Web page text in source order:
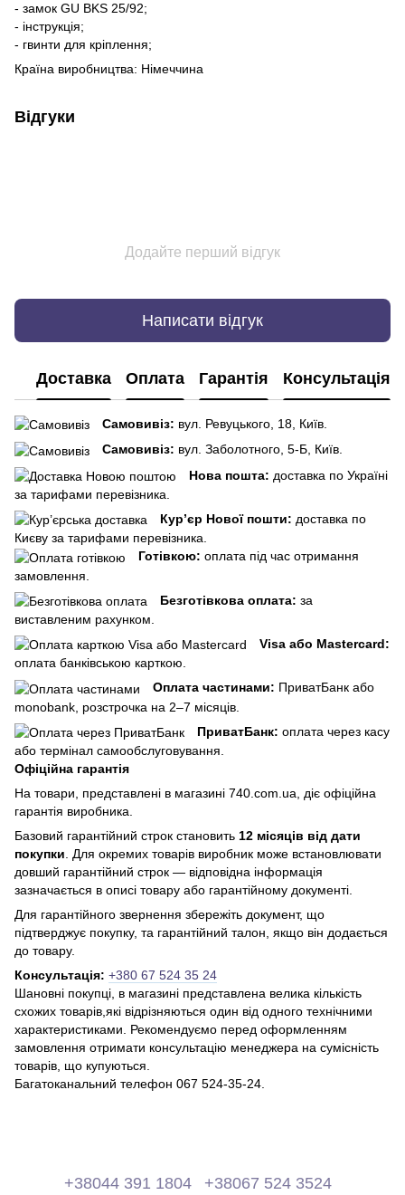
- замок GU BKS 25/92;
- інструкція;
- гвинти для кріплення;
Країна виробництва: Німеччина
Відгуки
Додайте перший відгук
Написати відгук
Доставка Оплата Гарантія Консультація
Самовивіз: вул. Ревуцького, 18, Київ.
Самовивіз: вул. Заболотного, 5-Б, Київ.
Нова пошта: доставка по Україні
за тарифами перевізника.
Кур’єр Нової пошти: доставка по
Києву за тарифами перевізника.
Готівкою: оплата під час отримання
замовлення.
Безготівкова оплата: за
виставленим рахунком.
Visa або Mastercard:
оплата банківською карткою.
Оплата частинами: ПриватБанк або
monobank, розстрочка на 2–7 місяців.
ПриватБанк: оплата через касу
або термінал самообслуговування.
Офіційна гарантія
На товари, представлені в магазині 740.com.ua, діє офіційна
гарантія виробника.
Базовий гарантійний строк становить 12 місяців від дати
покупки . Для окремих товарів виробник може встановлювати
довший гарантійний строк — відповідна інформація
зазначається в описі товару або гарантійному документі.
Для гарантійного звернення збережіть документ, що
підтверджує покупку, та гарантійний талон, якщо він додається
до товару.
Консультація: +380 67 524 35 24
Шановні покупці, в магазині представлена ​​велика кількість
схожих товарів,які відрізняються один від одного технічними
характеристиками. Рекомендуємо перед оформленням
замовлення отримати консультацію менеджера на сумісність
товарів, що купуються.
Багатоканальний телефон 067 524-35-24.
+38044 391 1804 +38067 524 3524